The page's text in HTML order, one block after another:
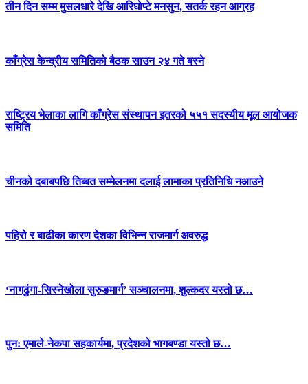
तीन दिन सम्म मुसलधारे देखि आरिघोप्टे मनसुन, सतर्क रहन आग्रह
काँग्रेस केन्द्रीय समितिको बैठक साउन २४ गते बस्ने
राष्ट्रिय भेलाका लागि काँग्रेस संस्थापन इतरको ५५१ सदस्यीय मूल आयोजक
समिति
चीनको दबाबपछि तिब्बत सम्मेलनमा दलाई लामाका प्रतिनिधि नआउने
पहिरो र बाढीका कारण देशका विभिन्न राजमार्ग अवरुद्ध
‘नागढुंगा-सिस्नेखोला सुरुङमार्ग’ सञ्चालनमा, शुल्कदर यस्तो छ…
पुन: एमाले-नेकपा सहकार्यमा, प्रदेशको भागबण्डा यस्तो छ…